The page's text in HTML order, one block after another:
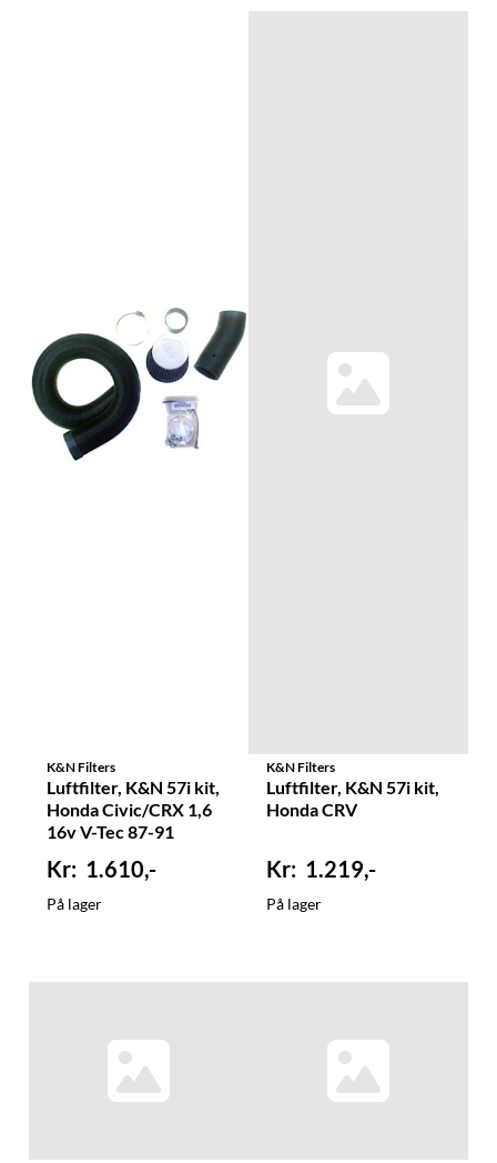
K&N Filters
Luftfilter, K&N 57i kit,
Honda Civic/CRX 1,6
16v V-Tec 87-91
1.610,-
På lager
K&N Filters
Luftfilter, K&N 57i kit,
Honda CRV
1.219,-
På lager